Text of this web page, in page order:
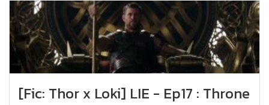
[Fic: Thor x Loki] LIE - Ep17 : Throne